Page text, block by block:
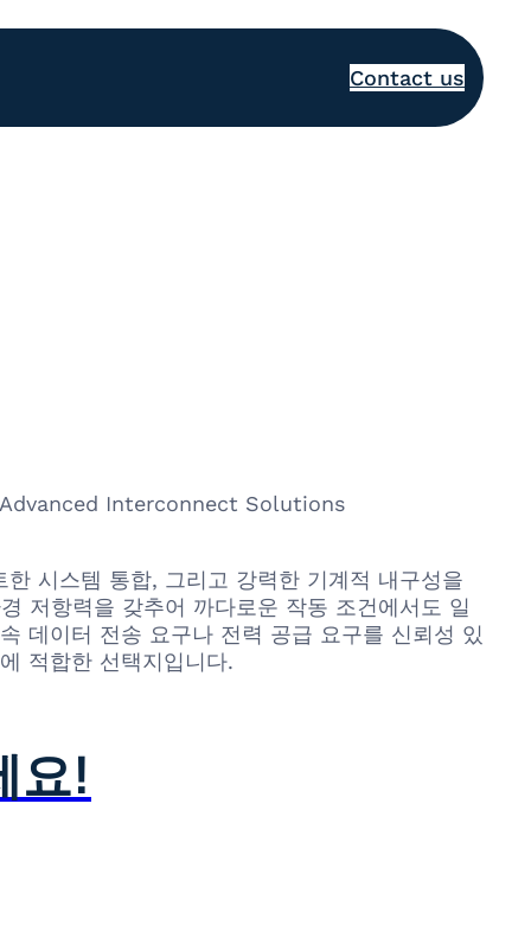
Contact us
Interconnect Solutions
시스템 통합, 그리고 강력한 기계적 내구성을
저항력을 갖추어 까다로운 작동 조건에서도 일
데이터 전송 요구나 전력 공급 요구를 신뢰성 있
적합한 선택지입니다.
요!